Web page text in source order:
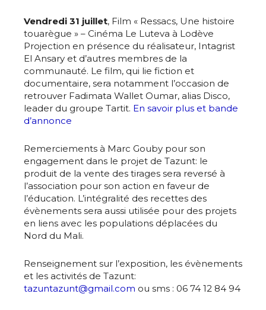
Adresse email*
Nom
Statut / Organisation
J'accepte les termes et conditions
Adresse email*
Nom
Prénom
Statut / Organisation
Vendredi 31 juillet, Film « Ressacs, Une histoire
touarègue » – Cinéma Le Luteva à Lodève
Projection en présence du réalisateur, Intagrist
El Ansary et d’autres membres de la
communauté. Le film, qui lie fiction et
documentaire, sera notamment l’occasion de
retrouver Fadimata Wallet Oumar, alias Disco,
leader du groupe Tartit. En savoir plus et bande
d’annonce
Remerciements à Marc Gouby pour son
engagement dans le projet de Tazunt: le
produit de la vente des tirages sera reversé à
l’association pour son action en faveur de
l’éducation. L’intégralité des recettes des
évènements sera aussi utilisée pour des projets
en liens avec les populations déplacées du
Nord du Mali.
Renseignement sur l’exposition, les évènements
et les activités de Tazunt:
tazuntazunt@gmail.com ou sms : 06 74 12 84 94